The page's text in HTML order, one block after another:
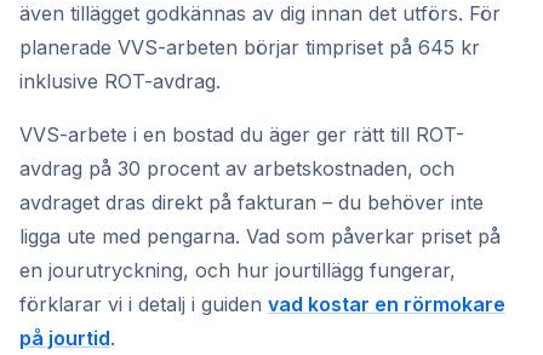
även tillägget godkännas av dig innan det utförs. För
planerade VVS-arbeten börjar timpriset på 645 kr
inklusive ROT-avdrag.
VVS-arbete i en bostad du äger ger rätt till ROT-
avdrag på 30 procent av arbetskostnaden, och
avdraget dras direkt på fakturan – du behöver inte
ligga ute med pengarna. Vad som påverkar priset på
en jourutryckning, och hur jourtillägg fungerar,
förklarar vi i detalj i guiden vad kostar en rörmokare
på jourtid.